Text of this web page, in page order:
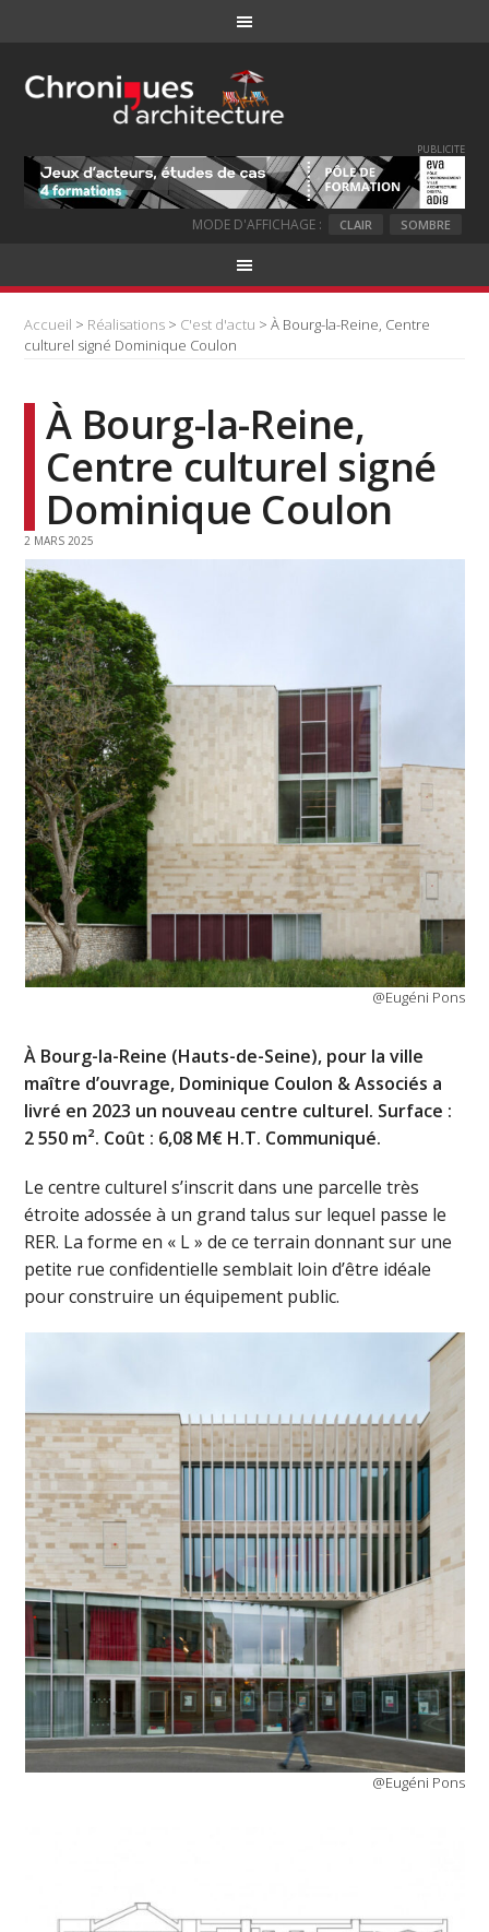
PUBLICITE
MODE D'AFFICHAGE : CLAIR SOMBRE
Accueil > Réalisations > C'est d'actu > À Bourg-la-Reine, Centre
culturel signé Dominique Coulon
À Bourg-la-Reine,
Centre culturel signé
Dominique Coulon
2 MARS 2025
@Eugéni Pons
À Bourg-la-Reine (Hauts-de-Seine), pour la ville
maître d’ouvrage, Dominique Coulon & Associés a
livré en 2023 un nouveau centre culturel. Surface :
2 550 m². Coût : 6,08 M€ H.T. Communiqué.
Le centre culturel s’inscrit dans une parcelle très
étroite adossée à un grand talus sur lequel passe le
RER. La forme en « L » de ce terrain donnant sur une
petite rue confidentielle semblait loin d’être idéale
pour construire un équipement public.
@Eugéni Pons